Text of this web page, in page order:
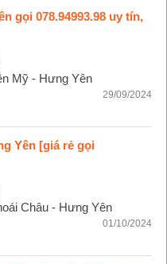
gọi 078.94993.98 uy tín,
Mỹ - Hưng Yên
29/09/2024
Yên [giá rẻ gọi
Châu - Hưng Yên
01/10/2024